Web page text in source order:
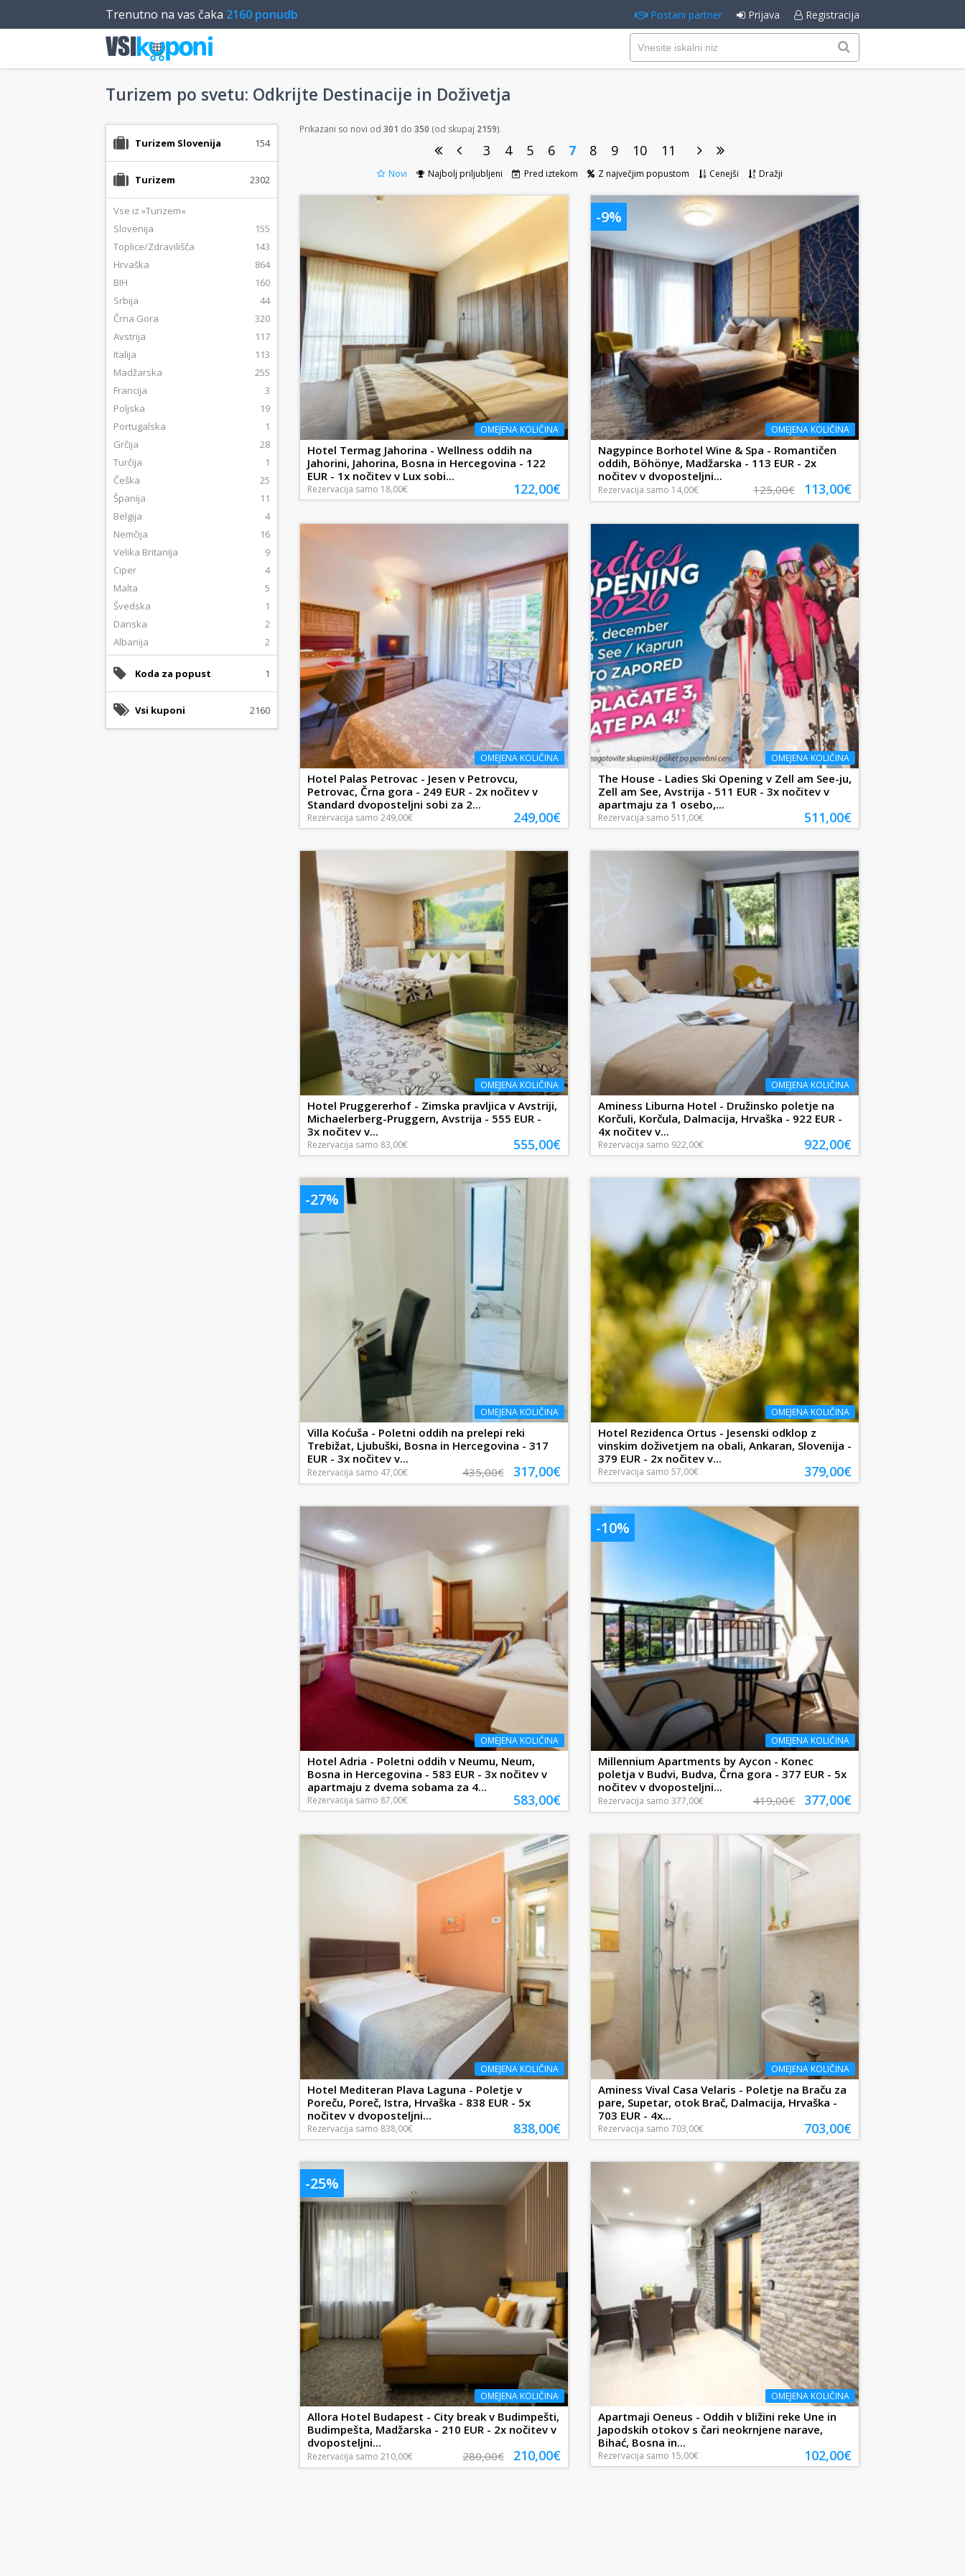
Trenutno na vas čaka 2160 ponudb Postani partner Prijava Registracija
Turizem po svetu: Odkrijte Destinacije in Doživetja
Turizem Slovenija 154
Turizem 2302
Vse iz »Turizem«
Slovenija
155
Toplice/Zdravilišča
143
Hrvaška
864
BIH
160
Srbija
44
Črna Gora
320
Avstrija
117
Italija
113
Madžarska
255
Francija
3
Poljska
19
Portugalska
1
Grčija
28
Turčija
1
Češka
25
Španija
11
Belgija
4
Nemčija
16
Velika Britanija
9
Ciper
4
Malta
5
Švedska
1
Danska
2
Albanija
2
Koda za popust 1
Vsi kuponi 2160
Prikazani so novi od 301 do 350 (od skupaj 2159).
3 4 5 6 7 8 9 10 11
Novi Najbolj priljubljeni Pred iztekom Z največjim popustom Cenejši Dražji
OMEJENA KOLIČINA
Hotel Termag Jahorina - Wellness oddih na
Jahorini, Jahorina, Bosna in Hercegovina - 122
EUR - 1x nočitev v Lux sobi...
Rezervacija samo 18,00€ 122,00€
-9%
OMEJENA KOLIČINA
Nagypince Borhotel Wine & Spa - Romantičen
oddih, Böhönye, Madžarska - 113 EUR - 2x
nočitev v dvoposteljni...
Rezervacija samo 14,00€ 125,00€ 113,00€
OMEJENA KOLIČINA
Hotel Palas Petrovac - Jesen v Petrovcu,
Petrovac, Črna gora - 249 EUR - 2x nočitev v
Standard dvoposteljni sobi za 2...
Rezervacija samo 249,00€ 249,00€
OMEJENA KOLIČINA
The House - Ladies Ski Opening v Zell am See-ju,
Zell am See, Avstrija - 511 EUR - 3x nočitev v
apartmaju za 1 osebo,...
Rezervacija samo 511,00€ 511,00€
OMEJENA KOLIČINA
Hotel Pruggererhof - Zimska pravljica v Avstriji,
Michaelerberg-Pruggern, Avstrija - 555 EUR -
3x nočitev v...
Rezervacija samo 83,00€ 555,00€
OMEJENA KOLIČINA
Aminess Liburna Hotel - Družinsko poletje na
Korčuli, Korčula, Dalmacija, Hrvaška - 922 EUR -
4x nočitev v...
Rezervacija samo 922,00€ 922,00€
-27%
OMEJENA KOLIČINA
Villa Koćuša - Poletni oddih na prelepi reki
Trebižat, Ljubuški, Bosna in Hercegovina - 317
EUR - 3x nočitev v...
Rezervacija samo 47,00€ 435,00€ 317,00€
OMEJENA KOLIČINA
Hotel Rezidenca Ortus - Jesenski odklop z
vinskim doživetjem na obali, Ankaran, Slovenija -
379 EUR - 2x nočitev v...
Rezervacija samo 57,00€ 379,00€
OMEJENA KOLIČINA
Hotel Adria - Poletni oddih v Neumu, Neum,
Bosna in Hercegovina - 583 EUR - 3x nočitev v
apartmaju z dvema sobama za 4...
Rezervacija samo 87,00€ 583,00€
-10%
OMEJENA KOLIČINA
Millennium Apartments by Aycon - Konec
poletja v Budvi, Budva, Črna gora - 377 EUR - 5x
nočitev v dvoposteljni...
Rezervacija samo 377,00€ 419,00€ 377,00€
OMEJENA KOLIČINA
Hotel Mediteran Plava Laguna - Poletje v
Poreču, Poreč, Istra, Hrvaška - 838 EUR - 5x
nočitev v dvoposteljni...
Rezervacija samo 838,00€ 838,00€
OMEJENA KOLIČINA
Aminess Vival Casa Velaris - Poletje na Braču za
pare, Supetar, otok Brač, Dalmacija, Hrvaška -
703 EUR - 4x...
Rezervacija samo 703,00€ 703,00€
-25%
OMEJENA KOLIČINA
Allora Hotel Budapest - City break v Budimpešti,
Budimpešta, Madžarska - 210 EUR - 2x nočitev v
dvoposteljni...
Rezervacija samo 210,00€ 280,00€ 210,00€
OMEJENA KOLIČINA
Apartmaji Oeneus - Oddih v bližini reke Une in
Japodskih otokov s čari neokrnjene narave,
Bihać, Bosna in...
Rezervacija samo 15,00€ 102,00€